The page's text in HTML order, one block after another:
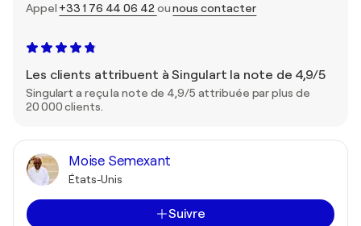
Appel +33 1 76 44 06 42 ounous contacter
Les clients attribuent à Singulart la note de 4,9/5
Singulart a reçu la note de 4,9/5 attribuée par plus de
20 000 clients.
Moise Semexant
États-Unis
Suivre